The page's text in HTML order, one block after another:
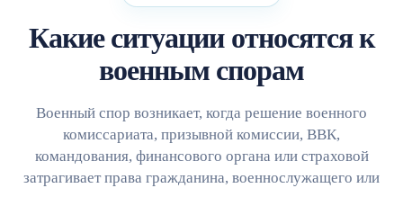
Какие ситуации относятся к
военным спорам
Военный спор возникает, когда решение военного
комиссариата, призывной комиссии, ВВК,
командования, финансового органа или страховой
затрагивает права гражданина, военнослужащего или